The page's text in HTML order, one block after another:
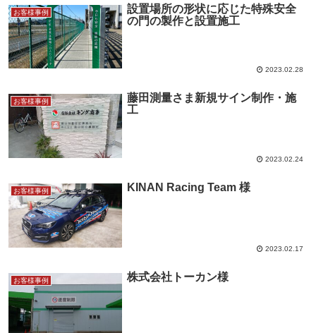
お客様事例
設置場所の形状に応じた特殊安全
の門の製作と設置施工
2023.02.28
お客様事例
藤田測量さま新規サイン制作・施
工
2023.02.24
お客様事例 KINAN Racing Team 様
2023.02.17
お客様事例 株式会社トーカン様